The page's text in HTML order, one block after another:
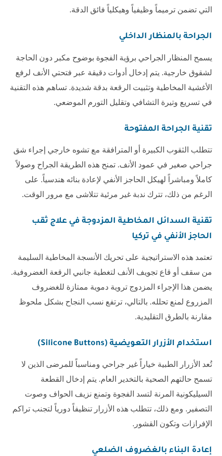
التي تضمن ترميماً وظيفياً وهيكلياً فائق الدقة.
الجراحة بالمنظار الداخلي
يسمح المنظار الجراحي برؤية الفجوة بوضوح مكبر دون الحاجة
لشقوق خارجية. يتم إدخال أدوات دقيقة عبر فتحتي الأنف لرفع
الأغشية المخاطية وتثبيت الرقعة بدقة شديدة. تساهم هذه التقنية
في تسريع وتيرة التشافي وتقليل التورم الموضعي.
تقنية الجراحة المفتوحة
تتطلب الثقوب الكبيرة أو المترافقة مع تشوه خارجي إجراء شق
جراحي صغير في عمود الأنف. تمنح هذه الطريقة الجراح وصولاً
كاملاً ومباشراً لهيكل الحاجز الأنفي لإعادة بنائه هندسياً. على
الرغم من ذلك، تترك ندبة غير مرئية تتلاشى مع مرور الوقت.
تقنية السدائل المخاطية المزدوجة في علاج ثقب
الحاجز الأنفي في تركيا
تعتمد هذه الاستراتيجية على تحريك الأنسجة المخاطية السليمة
من سقف أو قاع تجويف الأنف لتغطية جانبي الرقعة الغضروفية.
يضمن هذا الإجراء المزدوج تروية دموية ممتازة للغضروف
المزروع لمنع تحلله. بالتالي، ترتفع نسب النجاح بشكل ملحوظ
مقارنة بالطرق التقليدية.
استخدام الأزرار التعويضية (Silicone Buttons)
تُعد الأزرار الطبية خياراً غير جراحي ومناسباً للمرضى الذين لا
تسمح حالتهم الصحية بالتخدير العام. يتم إدخال القطعة
السيليكونية المرنة لتسد الفجوة وتمنع نزيف الحواف وصوت
التصفير. ومع ذلك، تتطلب هذه الأزرار تنظيفاً دورياً لتجنب تراكم
الإفرازات وتكون القشور.
إعادة البناء بالغضروف الضلعي